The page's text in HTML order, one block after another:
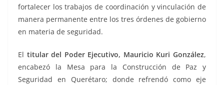
fortalecer los trabajos de coordinación y vinculación de
manera permanente entre los tres órdenes de gobierno
en materia de seguridad.
El titular del Poder Ejecutivo, Mauricio Kuri González,
encabezó la Mesa para la Construcción de Paz y
Seguridad en Querétaro; donde refrendó como eje